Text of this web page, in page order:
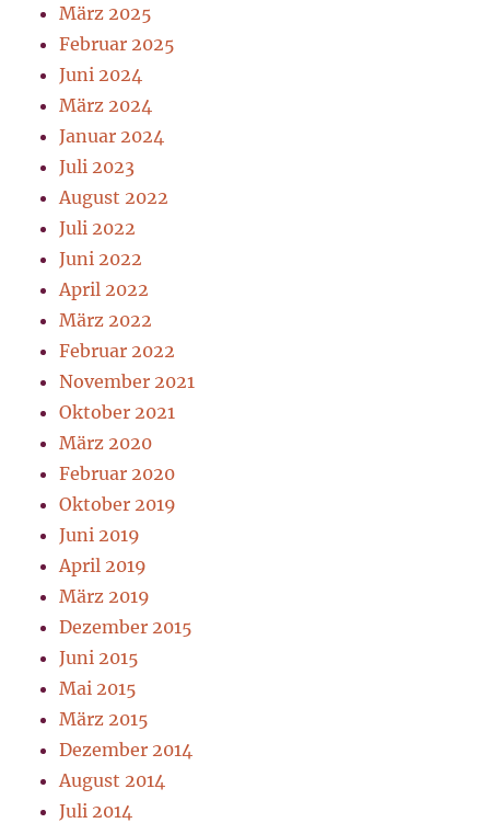
März 2025
Februar 2025
Juni 2024
März 2024
Januar 2024
Juli 2023
August 2022
Juli 2022
Juni 2022
April 2022
März 2022
Februar 2022
November 2021
Oktober 2021
März 2020
Februar 2020
Oktober 2019
Juni 2019
April 2019
März 2019
Dezember 2015
Juni 2015
Mai 2015
März 2015
Dezember 2014
August 2014
Juli 2014